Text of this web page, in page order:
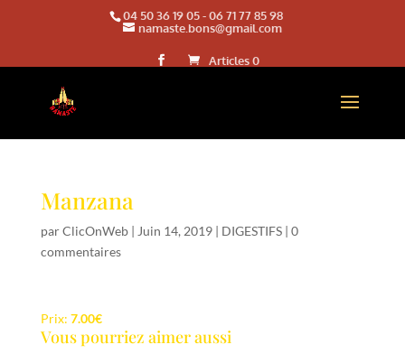
04 50 36 19 05-06 71 77 85 98
namaste.bons@gmail.com
Articles 0
Manzana
parClicOnWeb| Juin 14, 2019| DIGESTIFS| 0
commentaires
Prix: 7.00€
Vous pourriez aimer aussi